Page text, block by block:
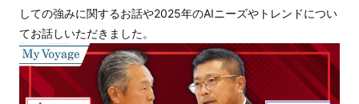
しての強みに関するお話や2025年のAIニーズやトレンドについ
てお話しいただきました。